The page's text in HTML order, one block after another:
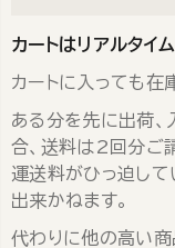
カートはリアルタイ
カートに入っても在
ある分を先に出荷
合、送料は2回分ご
運送料がひっ迫して
出来かねます。
代わりに他の高い